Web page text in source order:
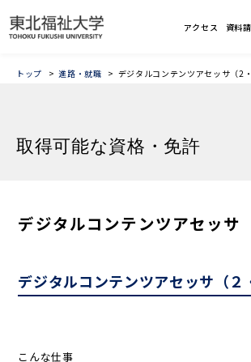
トップ 進路・就職 デジタルコンテンツアセッサ（2・
取得可能な資格・免許
デジタルコンテンツアセッサ
デジタルコンテンツアセッサ（２
こんな仕事